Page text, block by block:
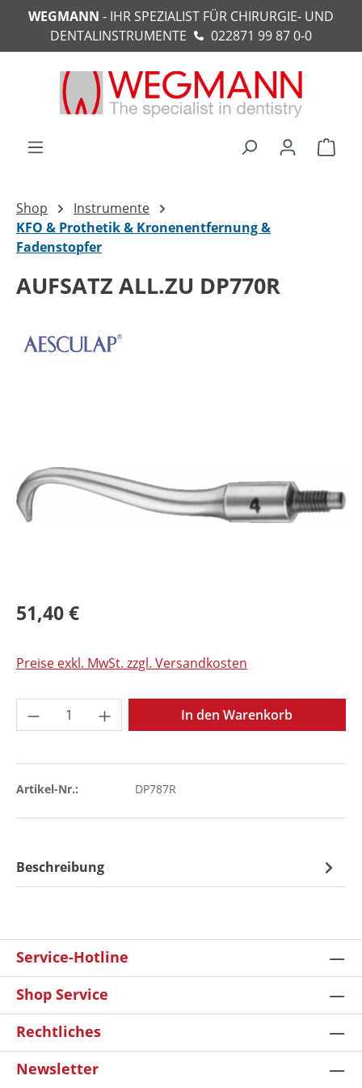
springen
WEGMANN - IHR SPEZIALIST FÜR CHIRURGIE- UND
DENTALINSTRUMENTE
022871 99 87 0-0
Shop
Instrumente
KFO & Prothetik & Kronenentfernung &
Fadenstopfer
AUFSATZ ALL.ZU DP770R
51,40 €
Preise exkl. MwSt. zzgl. Versandkosten
Produkt Anzahl: Gib den gewünschten
In den Warenkorb
Artikel-Nr.: DP787R
Beschreibung
Service-Hotline
Shop Service
Rechtliches
Newsletter